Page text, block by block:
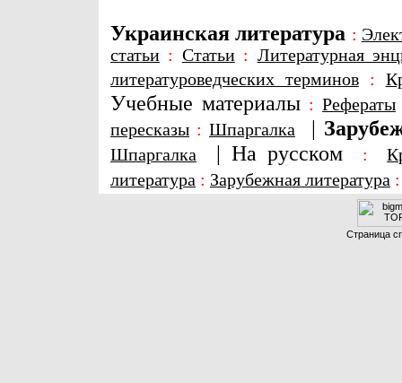
Украинская литература :
статьи : Статьи: Литературная
литературоведческих терминов:
Учебные материалы : Рефераты
пересказы : Шпаргалка |
Шпаргалка | На русском :
литература : Зарубежная литература
Страница